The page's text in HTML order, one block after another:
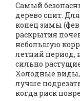
Самый
дерево спит.
конец зимы
раскрытия
небольшую
летний период,
сильно
Холодные виды,
лучше
когда риск